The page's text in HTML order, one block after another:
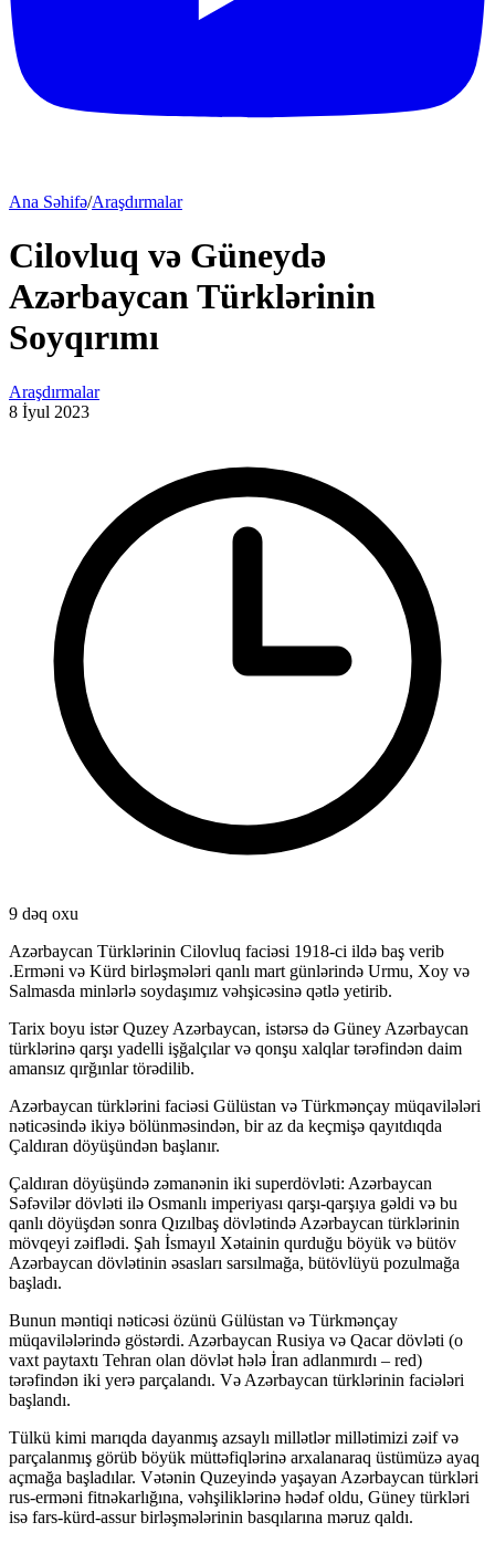
Ana Səhifə/Araşdırmalar
Cilovluq və Güneydə
Azərbaycan Türklərinin
Soyqırımı
Araşdırmalar
8 İyul 2023
9 dəq oxu
Azərbaycan Türklərinin Cilovluq faciəsi 1918-ci ildə baş verib
.Erməni və Kürd birləşmələri qanlı mart günlərində Urmu, Xoy və
Salmasda minlərlə soydaşımız vəhşicəsinə qətlə yetirib.
Tarix boyu istər Quzey Azərbaycan, istərsə də Güney Azərbaycan
türklərinə qarşı yadelli işğalçılar və qonşu xalqlar tərəfindən daim
amansız qırğınlar törədilib.
Azərbaycan türklərini faciəsi Gülüstan və Türkmənçay müqavilələri
nəticəsində ikiyə bölünməsindən, bir az da keçmişə qayıtdıqda
Çaldıran döyüşündən başlanır.
Çaldıran döyüşündə zəmanənin iki superdövləti: Azərbaycan
Səfəvilər dövləti ilə Osmanlı imperiyası qarşı-qarşıya gəldi və bu
qanlı döyüşdən sonra Qızılbaş dövlətində Azərbaycan türklərinin
mövqeyi zəiflədi. Şah İsmayıl Xətainin qurduğu böyük və bütöv
Azərbaycan dövlətinin əsasları sarsılmağa, bütövlüyü pozulmağa
başladı.
Bunun məntiqi nəticəsi özünü Gülüstan və Türkmənçay
müqavilələrində göstərdi. Azərbaycan Rusiya və Qacar dövləti (o
vaxt paytaxtı Tehran olan dövlət hələ İran adlanmırdı – red)
tərəfindən iki yerə parçalandı. Və Azərbaycan türklərinin faciələri
başlandı.
Tülkü kimi marıqda dayanmış azsaylı millətlər millətimizi zəif və
parçalanmış görüb böyük müttəfiqlərinə arxalanaraq üstümüzə ayaq
açmağa başladılar. Vətənin Quzeyində yaşayan Azərbaycan türkləri
rus-erməni fitnəkarlığına, vəhşiliklərinə hədəf oldu, Güney türkləri
isə fars-kürd-assur birləşmələrinin basqılarına məruz qaldı.